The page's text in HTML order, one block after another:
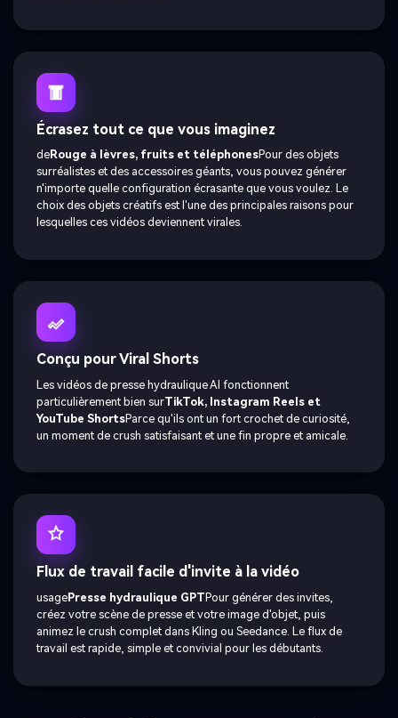
Écrasez tout ce que vous imaginez
deRouge à lèvres, fruits et téléphonesPour des objets
surréalistes et des accessoires géants, vous pouvez générer
n'importe quelle configuration écrasante que vous voulez. Le
choix des objets créatifs est l'une des principales raisons pour
lesquelles ces vidéos deviennent virales.
Conçu pour Viral Shorts
Les vidéos de presse hydraulique AI fonctionnent
particulièrement bien surTikTok, Instagram Reels et
YouTube ShortsParce qu'ils ont un fort crochet de curiosité,
un moment de crush satisfaisant et une fin propre et amicale.
Flux de travail facile d'invite à la vidéo
usagePresse hydraulique GPT Pour générer des invites,
créez votre scène de presse et votre image d'objet, puis
animez le crush complet dans Kling ou Seedance. Le flux de
travail est rapide, simple et convivial pour les débutants.